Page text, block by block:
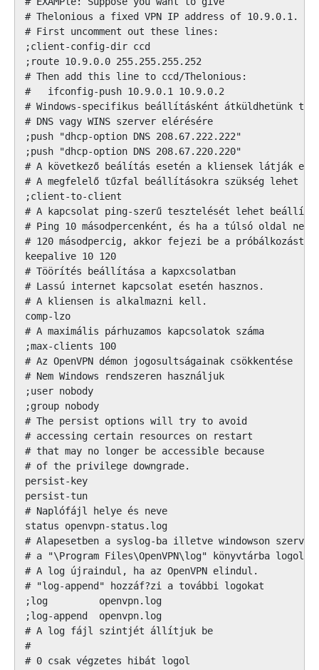
# Thelonious a fixed VPN IP address of 10.9.0.1.
# First uncomment out these lines:
;client-config-dir ccd
;route 10.9.0.0 255.255.255.252
# Then add this line to ccd/Thelonious:
#   ifconfig-push 10.9.0.1 10.9.0.2
# Windows-specifikus beállításként átküldhetünk
# DNS vagy WINS szerver elérésére
;push "dhcp-option DNS 208.67.222.222"
;push "dhcp-option DNS 208.67.220.220"
# A következő beálítás esetén a kliensek látják
# A megfelelő tűzfal beállításokra szükség lehet
;client-to-client
# A kapcsolat ping-szerű tesztelését lehet
# Ping 10 másodpercenként, és ha a túlsó oldal nem
# 120 másodpercig, akkor fejezi be a próbálkozást
keepalive 10 120
# Töörítés beállítása a kapxcsolatban
# Lassú internet kapcsolat esetén hasznos.
# A kliensen is alkalmazni kell.
comp-lzo
# A maximális párhuzamos kapcsolatok száma
;max-clients 100
# Az OpenVPN démon jogosultságainak csökkentése
# Nem Windows rendszeren használjuk
;user nobody
;group nobody
# The persist options will try to avoid
# accessing certain resources on restart
# that may no longer be accessible because
# of the privilege downgrade.
persist-key
persist-tun
# Naplófájl helye és neve
status openvpn-status.log
# Alapesetben a syslog-ba illetve windowson
# a "\Program Files\OpenVPN\log" könyvtárba logol
# A log újraindul, ha az OpenVPN elindul.
# "log-append" hozzáf?zi a további logokat
;log         openvpn.log
;log-append  openvpn.log
# A log fájl szintjét állítjuk be
#
# 0 csak végzetes hibát logol